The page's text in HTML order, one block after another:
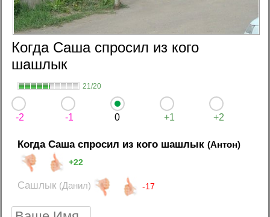
Когда Саша спросил из кого
шашлык
21/20
-2 -1 0 +1 +2
Когда Саша спросил из кого шашлык(Антон)
+22
Сашлык (Данил) -17